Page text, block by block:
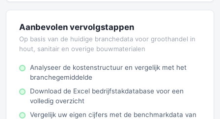
Aanbevolen vervolgstappen
Op basis van de huidige branchedata voor groothandel in
hout, sanitair en overige bouwmaterialen
Analyseer de kostenstructuur en vergelijk met het
branchegemiddelde
Download de Excel bedrijfstakdatabase voor een
volledig overzicht
Vergelijk uw eigen cijfers met de benchmarkdata van